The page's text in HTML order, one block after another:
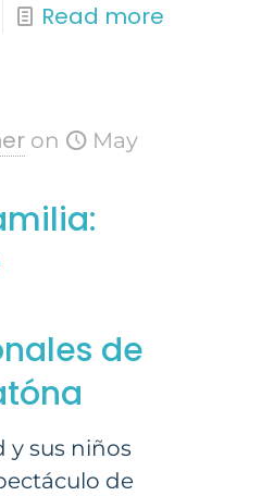
Read more
on
May
de
y sus niños
de